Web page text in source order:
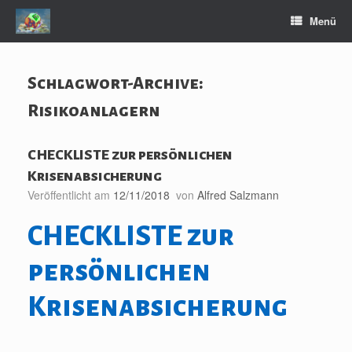
Zum
Inhalt
springen
Menü
Schlagwort-Archive:
Risikoanlagern
CHECKLISTE zur persönlichen
Krisenabsicherung
Veröffentlicht am 12/11/2018 von Alfred Salzmann
CHECKLISTE zur
persönlichen
Krisenabsicherung